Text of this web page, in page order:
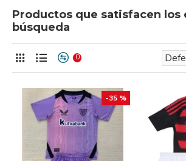
Productos que satisfacen los
búsqueda
0
-35 %